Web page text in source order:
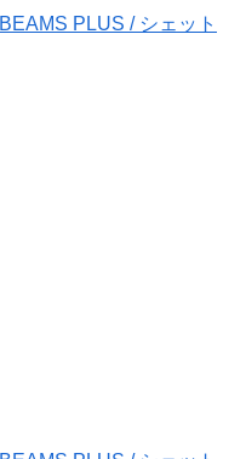
BEAMS PLUS / シェット